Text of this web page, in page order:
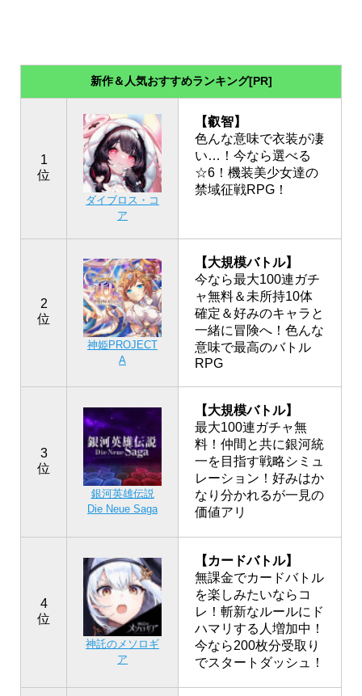
新作＆人気おすすめランキング[PR]
1
位
ダイブロス・コ
ア
【叡智】
色んな意味で衣装が凄
い…！今なら選べる
☆6！機装美少女達の
禁域征戦RPG！
2
位
神姫PROJECT
A
【大規模バトル】
今なら最大100連ガチ
ャ無料＆未所持10体
確定＆好みのキャラと
一緒に冒険へ！色んな
意味で最高のバトル
RPG
3
位
銀河英雄伝説
Die Neue Saga
【大規模バトル】
最大100連ガチャ無
料！仲間と共に銀河統
一を目指す戦略シミュ
レーション！好みはか
なり分かれるが一見の
価値アリ
4
位
神託のメソロギ
ア
【カードバトル】
無課金でカードバトル
を楽しみたいならコ
レ！斬新なルールにド
ハマリする人増加中！
今なら200枚分受取り
でスタートダッシュ！